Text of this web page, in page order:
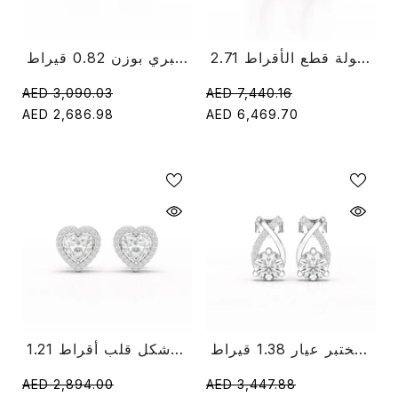
أقراط مسمارية بشكل إجاص من ألماس مخبري بوزن 0.82 قيراط
AED 3,090.03
AED 2,686.98
2.71 قيراط مختبر الماس جولة قطع الأقراط
AED 7,440.16
AED 6,469.70
1.21 قيراط مختبر الماس شكل قلب أقراط
AED 2,894.00
أقراط مرصعة بألماس مختبر عيار 1.38 قيراط
AED 3,447.88